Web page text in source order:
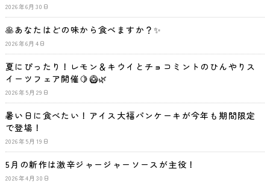
2026年6月30日
🥞あなたはどの味から食べますか？✨
2026年6月4日
夏にぴったり！レモン＆キウイとチョコミントのひんやりス
イーツフェア開催🍋🥝🌿
2026年5月29日
暑い日に食べたい！アイス大福パンケーキが今年も期間限定
で登場！
2026年5月19日
5月の新作は激辛ジャージャーソースが主役！
2026年4月30日